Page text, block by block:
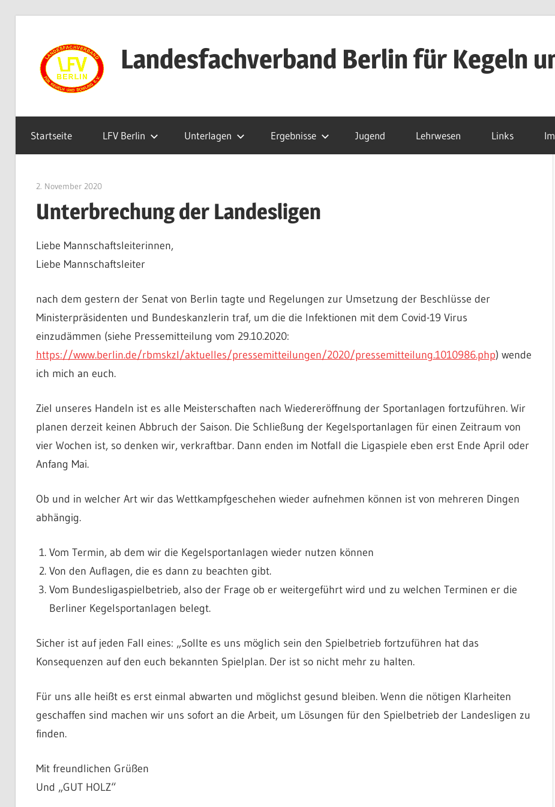
springen
Landesfachverband Berlin für Kegeln
Startseite LFV Berlin Unterlagen Ergebnisse Jugend Lehrwesen Links
2. November 2020Benjamin Fellmann
Unterbrechung der Landesligen
Liebe Mannschaftsleiterinnen,
Liebe Mannschaftsleiter
nach dem gestern der Senat von Berlin tagte und Regelungen zur Umsetzung der Beschlüsse der
Ministerpräsidenten und Bundeskanzlerin traf, um die die Infektionen mit dem Covid-19 Virus
einzudämmen (siehe Pressemitteilung vom 29.10.2020:
https://www.berlin.de/rbmskzl/aktuelles/pressemitteilungen/2020/pressemitteilung.1010986.php) wende
ich mich an euch.
Ziel unseres Handeln ist es alle Meisterschaften nach Wiedereröffnung der Sportanlagen fortzuführen. Wir
planen derzeit keinen Abbruch der Saison. Die Schließung der Kegelsportanlagen für einen Zeitraum von
vier Wochen ist, so denken wir, verkraftbar. Dann enden im Notfall die Ligaspiele eben erst Ende April oder
Anfang Mai.
Ob und in welcher Art wir das Wettkampfgeschehen wieder aufnehmen können ist von mehreren Dingen
abhängig.
Vom Termin, ab dem wir die Kegelsportanlagen wieder nutzen können
Von den Auflagen, die es dann zu beachten gibt.
Vom Bundesligaspielbetrieb, also der Frage ob er weitergeführt wird und zu welchen Terminen er die
Berliner Kegelsportanlagen belegt.
Sicher ist auf jeden Fall eines: „Sollte es uns möglich sein den Spielbetrieb fortzuführen hat das
Konsequenzen auf den euch bekannten Spielplan. Der ist so nicht mehr zu halten.
Für uns alle heißt es erst einmal abwarten und möglichst gesund bleiben. Wenn die nötigen Klarheiten
geschaffen sind machen wir uns sofort an die Arbeit, um Lösungen für den Spielbetrieb der Landesligen zu
finden.
Mit freundlichen Grüßen
Und „GUT HOLZ“